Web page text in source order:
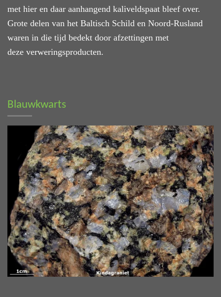
met hier en daar aanhangend kaliveldspaat bleef over.
Grote delen van het Baltisch Schild en Noord-Rusland
waren in die tijd bedekt door afzettingen met
deze verweringsproducten.
Blauwkwarts